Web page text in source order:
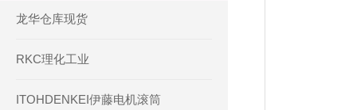
龙华仓库现货
RKC理化工业
ITOHDENKEI伊藤电机滚筒